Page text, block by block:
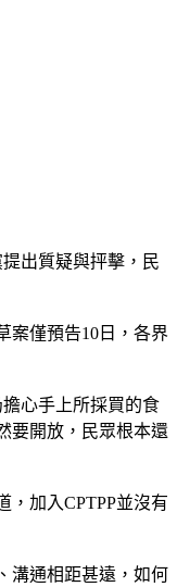
出質疑與抨擊，民
案僅預告10日，各界
心手上所採買的食
要開放，民眾根本還
，加入CPTPP並沒有
溝通相距甚遠，如何